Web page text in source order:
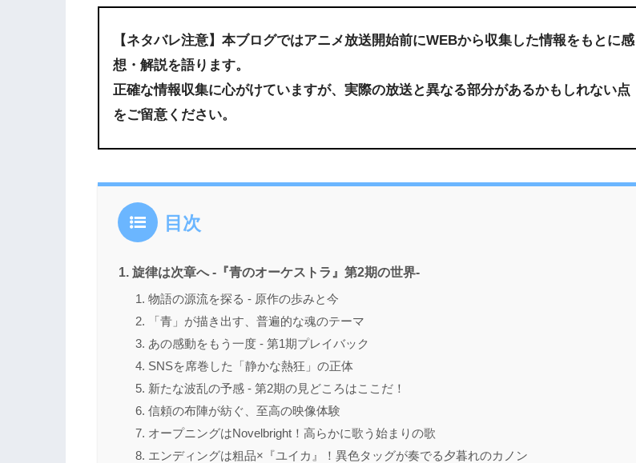
【ネタバレ注意】本ブログではアニメ放送開始前にWEBから収集した情報をもとに感
想・解説を語ります。
正確な情報収集に心がけていますが、実際の放送と異なる部分があるかもしれない点
をご留意ください。
目次
旋律は次章へ -『青のオーケストラ』第2期の世界-
物語の源流を探る - 原作の歩みと今
「青」が描き出す、普遍的な魂のテーマ
あの感動をもう一度 - 第1期プレイバック
SNSを席巻した「静かな熱狂」の正体
新たな波乱の予感 - 第2期の見どころはここだ！
信頼の布陣が紡ぐ、至高の映像体験
オープニングはNovelbright！高らかに歌う始まりの歌
エンディングは粗品×『ユイカ』！異色タッグが奏でる夕暮れのカノン